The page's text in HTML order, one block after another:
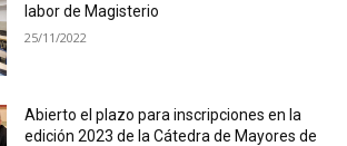
labor de Magisterio
25/11/2022
Abierto el plazo para inscripciones en la
edición 2023 de la Cátedra de Mayores de